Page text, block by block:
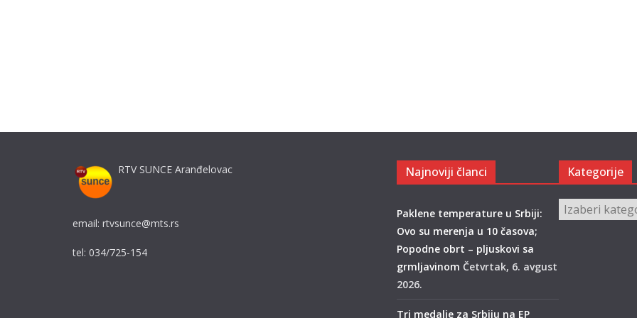
RTV SUNCE Aranđelovac
email: rtvsunce@mts.rs
tel: 034/725-154
Najnoviji članci
Paklene temperature u Srbiji:
Ovo su merenja u 10 časova;
Popodne obrt – pljuskovi sa
grmljavinom Četvrtak, 6. avgust
2026.
Tri medalje za Srbiju na EP
Kategorije
Kategorije